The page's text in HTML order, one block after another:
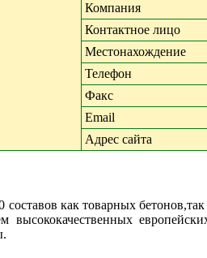
Компания
Контактное лицо
Местонахождение
Телефон
Факс
Email
Адрес сайта
составов как товарных
высококачественных